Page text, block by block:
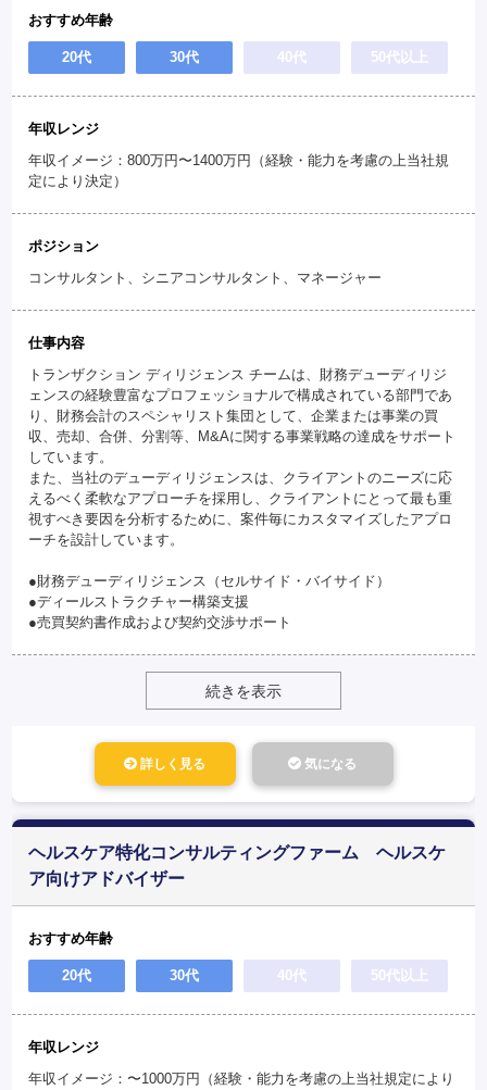
おすすめ年齢
20代 30代 40代 50代以上
年収レンジ
年収イメージ：800万円〜1400万円（経験・能力を考慮の上当社規
定により決定）
ポジション
コンサルタント、シニアコンサルタント、マネージャー
仕事内容
トランザクション ディリジェンス チームは、財務デューディリジ
ェンスの経験豊富なプロフェッショナルで構成されている部門であ
り、財務会計のスペシャリスト集団として、企業または事業の買
収、売却、合併、分割等、M&Aに関する事業戦略の達成をサポート
しています。
また、当社のデューディリジェンスは、クライアントのニーズに応
えるべく柔軟なアプローチを採用し、クライアントにとって最も重
視すべき要因を分析するために、案件毎にカスタマイズしたアプロ
ーチを設計しています。
●財務デューディリジェンス（セルサイド・バイサイド）
●ディールストラクチャー構築支援
●売買契約書作成および契約交渉サポート
続きを表示
詳しく見る 気になる
ヘルスケア特化コンサルティングファーム ヘルスケ
ア向けアドバイザー
おすすめ年齢
20代 30代 40代 50代以上
年収レンジ
年収イメージ：〜1000万円（経験・能力を考慮の上当社規定により